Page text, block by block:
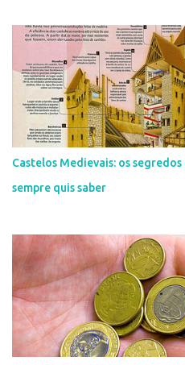
Castelos Medievais: os
sempre quis saber